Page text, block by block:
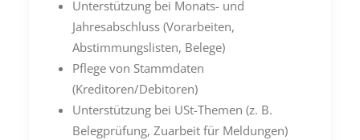
Unterstützung bei Monats- und
Jahresabschluss (Vorarbeiten,
Abstimmungslisten, Belege)
Pflege von Stammdaten
(Kreditoren/Debitoren)
Unterstützung bei USt-Themen (z. B.
Belegprüfung, Zuarbeit für Meldungen)